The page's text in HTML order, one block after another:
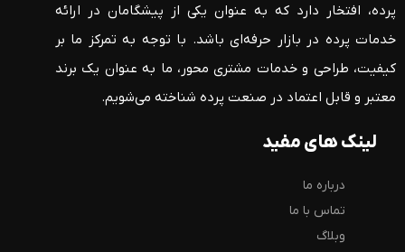
پرده، افتخار دارد که به عنوان یکی از پیشگامان در ارائه
خدمات پرده در بازار حرفه‌ای باشد. با توجه به تمرکز ما بر
کیفیت، طراحی و خدمات مشتری محور، ما به عنوان یک برند
معتبر و قابل اعتماد در صنعت پرده شناخته می‌شویم.
لینک های مفید
درباره ما
تماس با ما
وبلاگ